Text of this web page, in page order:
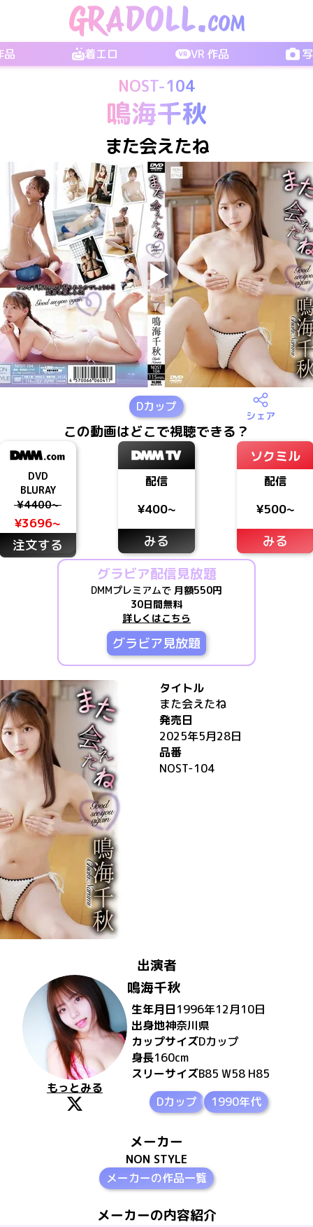
品 着エロ VR 作品
NOST-104
鳴海千秋
また会えたね
Dカップ
シェア
この動画はどこで視聴できる？
DVD
BLURAY
¥4400~
¥3696~
注文する
配信
¥400~
みる
ソクミル
配信
¥500~
みる
グラビア配信見放題
DMMプレミアムで 月額550円
30日間無料
詳しくはこちら
グラビア見放題
タイトル
また会えたね
発売日
2025年5月28日
品番
NOST-104
出演者
もっとみる
鳴海千秋
生年月日1996年12月10日
出身地神奈川県
カップサイズDカップ
身長160cm
スリーサイズB85 W58 H85
Dカップ
1990年代
メーカー
NON STYLE
メーカーの作品一覧
メーカーの内容紹介